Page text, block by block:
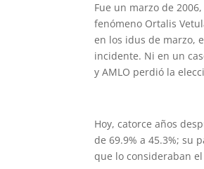
Fue un marzo de
fenómeno Ortalis
en los idus de marzo,
incidente. Ni en un
y AMLO perdió la
Hoy, catorce años
de 69.9% a 45.3%; su
que lo consideraban